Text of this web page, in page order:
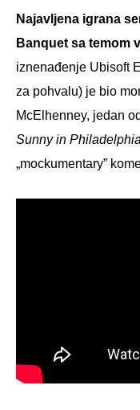
Najavljena igrana
Banquet sa temom
iznenađenje Ubisoft
za pohvalu) je bio
McElhenney, jedan
Sunny in Philadelphia
„mockumentary”